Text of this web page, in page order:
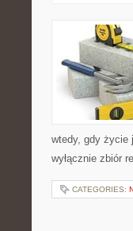
wtedy, gdy życie
wyłącznie zbiór
CATEGORIES: